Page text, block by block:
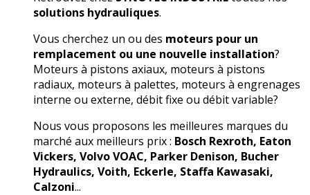
solutions hydrauliques.
Vous cherchez un ou des moteurs pour un
remplacement ou une nouvelle installation?
Moteurs à pistons axiaux, moteurs à pistons
radiaux, moteurs à palettes, moteurs à engrenages
interne ou externe, débit fixe ou débit variable?
Nous vous proposons les meilleures marques du
marché aux meilleurs prix : Bosch Rexroth, Eaton
Vickers, Volvo VOAC, Parker Denison, Bucher
Hydraulics, Voith, Eckerle, Staffa Kawasaki,
Calzoni...